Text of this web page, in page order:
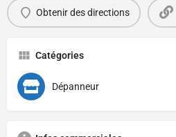
Obtenir des directions
Catégories
Dépanneur